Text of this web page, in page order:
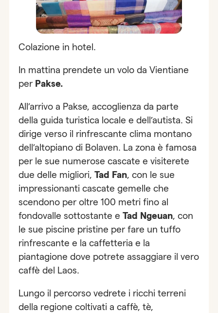
Colazione in hotel.
In mattina prendete un volo da Vientiane
per Pakse.
All’arrivo a Pakse, accoglienza da parte
della guida turistica locale e dell’autista. Si
dirige verso il rinfrescante clima montano
dell’altopiano di Bolaven. La zona è famosa
per le sue numerose cascate e visiterete
due delle migliori,Tad Fan, con le sue
impressionanti cascate gemelle che
scendono per oltre 100 metri fino al
fondovalle sottostante eTad Ngeuan, con
le sue piscine pristine per fare un tuffo
rinfrescante e la caffetteria e la
piantagione dove potrete assaggiare il vero
caffè del Laos.
Lungo il percorso vedrete i ricchi terreni
della regione coltivati a caffè, tè,